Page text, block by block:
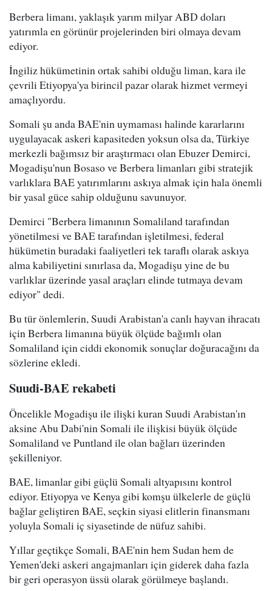
Berbera limanı, yaklaşık yarım milyar ABD doları
yatırımla en görünür projelerinden biri olmaya devam
ediyor.
İngiliz hükümetinin ortak sahibi olduğu liman, kara ile
çevrili Etiyopya'ya birincil pazar olarak hizmet vermeyi
amaçlıyordu.
Somali şu anda BAE'nin uymaması halinde kararlarını
uygulayacak askeri kapasiteden yoksun olsa da, Türkiye
merkezli bağımsız bir araştırmacı olan Ebuzer Demirci,
Mogadişu'nun Bosaso ve Berbera limanları gibi stratejik
varlıklara BAE yatırımlarını askıya almak için hala önemli
bir yasal güce sahip olduğunu savunuyor.
Demirci "Berbera limanının Somaliland tarafından
yönetilmesi ve BAE tarafından işletilmesi, federal
hükümetin buradaki faaliyetleri tek taraflı olarak askıya
alma kabiliyetini sınırlasa da, Mogadişu yine de bu
varlıklar üzerinde yasal araçları elinde tutmaya devam
ediyor" dedi.
Bu tür önlemlerin, Suudi Arabistan'a canlı hayvan ihracatı
için Berbera limanına büyük ölçüde bağımlı olan
Somaliland için ciddi ekonomik sonuçlar doğuracağını da
sözlerine ekledi.
Suudi-BAE rekabeti
Öncelikle Mogadişu ile ilişki kuran Suudi Arabistan'ın
aksine Abu Dabi'nin Somali ile ilişkisi büyük ölçüde
Somaliland ve Puntland ile olan bağları üzerinden
şekilleniyor.
BAE, limanlar gibi güçlü Somali altyapısını kontrol
ediyor. Etiyopya ve Kenya gibi komşu ülkelerle de güçlü
bağlar geliştiren BAE, seçkin siyasi elitlerin finansmanı
yoluyla Somali iç siyasetinde de nüfuz sahibi.
Yıllar geçtikçe Somali, BAE'nin hem Sudan hem de
Yemen'deki askeri angajmanları için giderek daha fazla
bir geri operasyon üssü olarak görülmeye başlandı.